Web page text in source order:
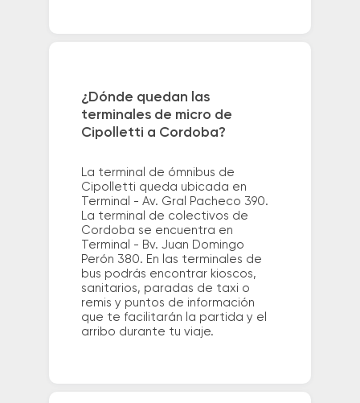
¿Dónde quedan las
terminales de micro de
Cipolletti a Cordoba?
La terminal de ómnibus de
Cipolletti queda ubicada en
Terminal - Av. Gral Pacheco 390.
La terminal de colectivos de
Cordoba se encuentra en
Terminal - Bv. Juan Domingo
Perón 380. En las terminales de
bus podrás encontrar kioscos,
sanitarios, paradas de taxi o
remis y puntos de información
que te facilitarán la partida y el
arribo durante tu viaje.